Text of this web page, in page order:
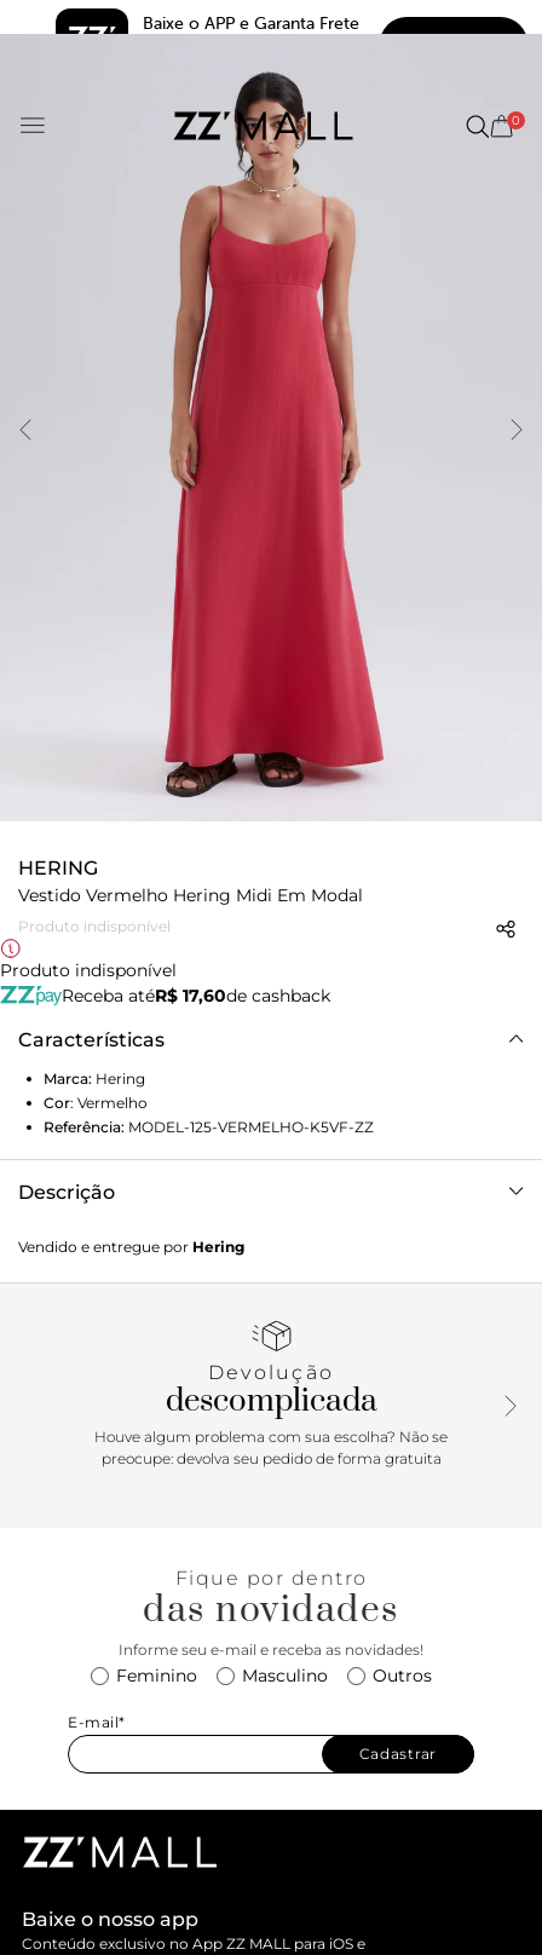
Baixe o APP e Garanta Frete
5.0
0
HERING
Vestido Vermelho Hering Midi Em Modal
Produto indisponível
Produto indisponível
Receba atéR$ 17,60de cashback
Características
Marca: Hering
Cor: Vermelho
Referência: MODEL-125-VERMELHO-K5VF-ZZ
Descrição
combina conforto e elegância. Com recorte encaixado no
busto em formato de taça, ele realça a silhueta. As costas
um ajuste perfeito. Detalhes da peça: Em modal
taça Costas decotadas Costas com lastex
Vendido e entregue por Hering
Devolução
descomplicada
Houve algum problema com sua escolha? Não se
preocupe: devolva seu pedido de forma gratuita
Fique por dentro
das novidades
Informe seu e-mail e receba as novidades!
Feminino Masculino Outros
E-mail*
Cadastrar
Baixe o nosso app
Conteúdo exclusivo no App ZZ MALL para iOS e